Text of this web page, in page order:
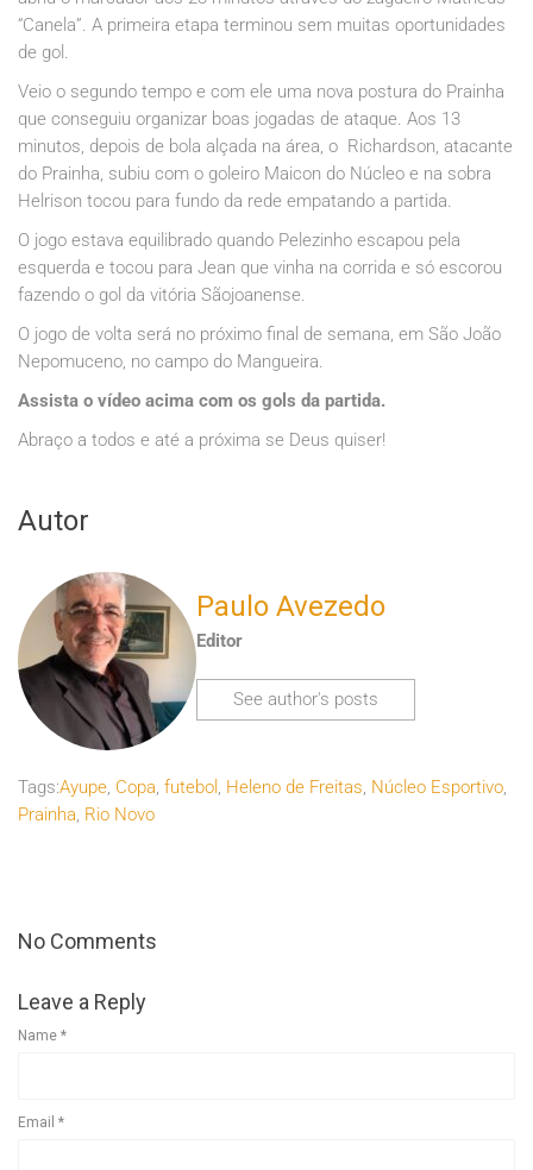
“Canela”. A primeira etapa terminou sem muitas oportunidades
de gol.
Veio o segundo tempo e com ele uma nova postura do Prainha
que conseguiu organizar boas jogadas de ataque. Aos 13
minutos, depois de bola alçada na área, o Richardson, atacante
do Prainha, subiu com o goleiro Maicon do Núcleo e na sobra
Helrison tocou para fundo da rede empatando a partida.
O jogo estava equilibrado quando Pelezinho escapou pela
esquerda e tocou para Jean que vinha na corrida e só escorou
fazendo o gol da vitória Sãojoanense.
O jogo de volta será no próximo final de semana, em São João
Nepomuceno, no campo do Mangueira.
Assista o vídeo acima com os gols da partida.
Abraço a todos e até a próxima se Deus quiser!
Autor
Paulo Avezedo
Editor
See author's posts
Tags:Ayupe, Copa, futebol , Heleno de Freitas, Núcleo Esportivo,
Prainha, Rio Novo
No Comments
Leave a Reply
Name *
Email *